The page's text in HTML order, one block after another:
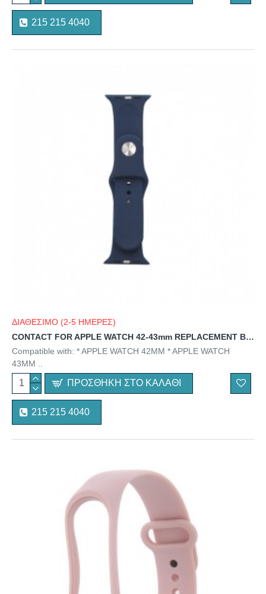
215 215 4040
ΔΙΑΘΕΣΙΜΟ (2-5 ΗΜΕΡΕΣ)
CONTACT FOR APPLE WATCH 42-43mm REPLACEMENT BAND blue
Compatible with: * APPLE WATCH 42MM * APPLE WATCH
43MM ..
ΠΡΟΣΘΉΚΗ ΣΤΟ ΚΑΛΆΘΙ
215 215 4040